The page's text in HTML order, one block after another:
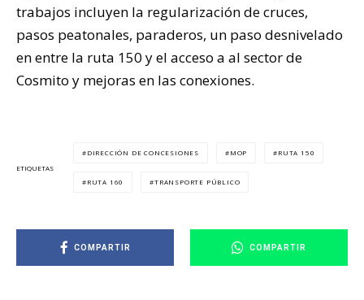
trabajos incluyen la regularización de cruces,
pasos peatonales, paraderos, un paso desnivelado
en entre la ruta 150 y el acceso a al sector de
Cosmito y mejoras en las conexiones.
ETIQUETAS
DIRECCIÓN DE CONCESIONES MOP RUTA 150
RUTA 160 TRANSPORTE PÚBLICO
COMPARTIR COMPARTIR